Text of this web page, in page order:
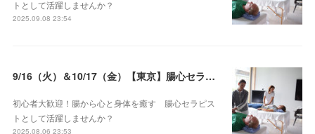
トとして活躍しませんか？
2025.09.08 23:54
9/16（火）＆10/17（金）【東京】腸心セラピスト養成コース《２日間コース》開講決定
初心者大歓迎！腸から心と身体を癒す 腸心セラピス
トとして活躍しませんか？
2025.08.06 23:53